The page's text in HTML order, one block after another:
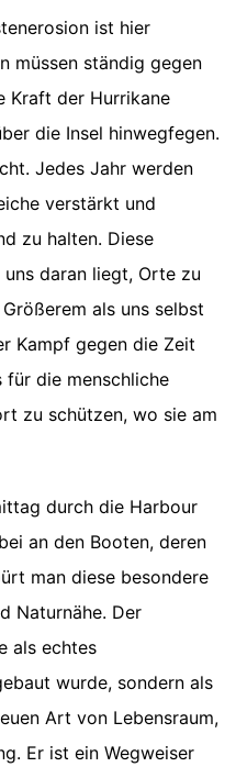
ist hier
müssen ständig gegen
Kraft der Hurrikane
die Insel hinwegfegen.
Jedes Jahr werden
verstärkt und
zu halten. Diese
daran liegt, Orte zu
als uns selbst
Kampf gegen die Zeit
für die menschliche
zu schützen, wo sie am
durch die Harbour
an den Booten, deren
man diese besondere
Naturnähe. Der
als echtes
wurde, sondern als
Art von Lebensraum,
Er ist ein Wegweiser